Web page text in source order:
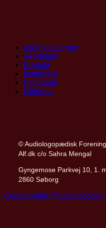
Ledige stillinger
Vedtægter
Kontakt
Instagram
Facebook
LinkedIn
© Audiologopædisk Forening
Alf.dk c/o Sahra Mengal
Gyngemose Parkvej 10, 1.
2860 Søborg
Cookiepolitik Privatlivspolitik